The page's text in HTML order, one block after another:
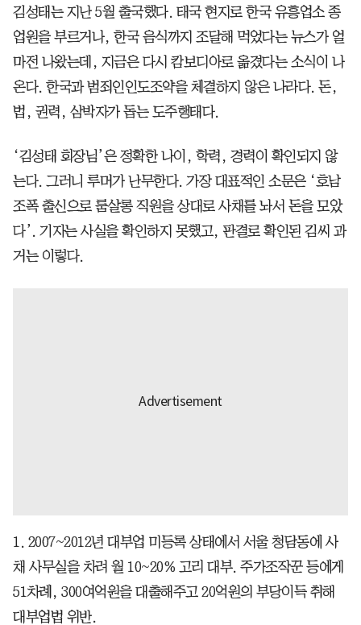
김성태는 지난 5월 출국했다. 태국 현지로 한국 유흥업소 종
업원을 부르거나, 한국 음식까지 조달해 먹었다는 뉴스가 얼
마전 나왔는데, 지금은 다시 캄보디아로 옮겼다는 소식이 나
온다. 한국과 범죄인인도조약을 체결하지 않은 나라다. 돈,
법, 권력, 삼박자가 돕는 도주행태다.
‘김성태 회장님’은 정확한 나이, 학력, 경력이 확인되지 않
는다. 그러니 루머가 난무한다. 가장 대표적인 소문은 ‘호남
조폭 출신으로 룸살롱 직원을 상대로 사채를 놔서 돈을 모았
다’. 기자는 사실을 확인하지 못했고, 판결로 확인된 김씨 과
거는 이렇다.
1. 2007~2012년 대부업 미등록 상태에서 서울 청담동에 사
채 사무실을 차려 월 10~20% 고리 대부. 주가조작꾼 등에게
51차례, 300여억원을 대출해주고 20억원의 부당이득 취해
대부업법 위반.